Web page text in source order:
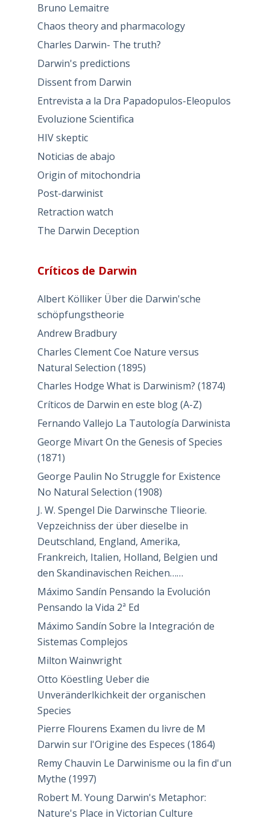
Bruno Lemaitre
Chaos theory and pharmacology
Charles Darwin- The truth?
Darwin's predictions
Dissent from Darwin
Entrevista a la Dra Papadopulos-Eleopulos
Evoluzione Scientifica
HIV skeptic
Noticias de abajo
Origin of mitochondria
Post-darwinist
Retraction watch
The Darwin Deception
Críticos de Darwin
Albert Kölliker Über die Darwin'sche
schöpfungstheorie
Andrew Bradbury
Charles Clement Coe Nature versus
Natural Selection (1895)
Charles Hodge What is Darwinism? (1874)
Críticos de Darwin en este blog (A-Z)
Fernando Vallejo La Tautología Darwinista
George Mivart On the Genesis of Species
(1871)
George Paulin No Struggle for Existence
No Natural Selection (1908)
J. W. Spengel Die Darwinsche Tlieorie.
Vepzeichniss der über dieselbe in
Deutschland, England, Amerika,
Frankreich, Italien, Holland, Belgien und
den Skandinavischen Reichen……
Máximo Sandín Pensando la Evolución
Pensando la Vida 2ª Ed
Máximo Sandín Sobre la Integración de
Sistemas Complejos
Milton Wainwright
Otto Köestling Ueber die
Unveränderlkichkeit der organischen
Species
Pierre Flourens Examen du livre de M
Darwin sur l'Origine des Especes (1864)
Remy Chauvin Le Darwinisme ou la fin d'un
Mythe (1997)
Robert M. Young Darwin's Metaphor:
Nature's Place in Victorian Culture